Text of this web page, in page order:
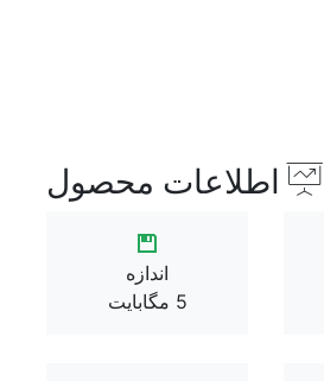
بازگشت
سینمافوردی
اطلاعات محصول
اندازه
5 مگابایت